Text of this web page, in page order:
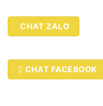
số
lượngCHAT ZALO
CHAT FACEBOOK